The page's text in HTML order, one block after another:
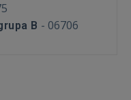
B - 06706